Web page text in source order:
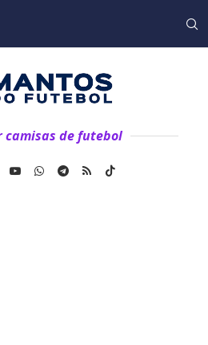
camisas de futebol